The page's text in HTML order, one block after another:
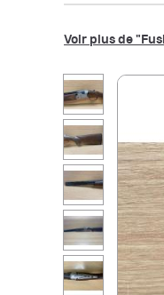
Voir plus de